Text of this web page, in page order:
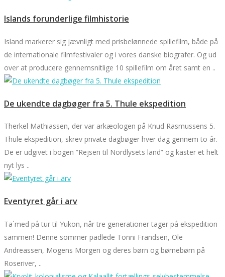
Islands forunderlige filmhistorie
Island markerer sig jævnligt med prisbelønnede spillefilm, både på
de internationale filmfestivaler og i vores danske biografer. Og ud
over at producere gennemsnitlige 10 spillefilm om året samt en ..
De ukendte dagbøger fra 5. Thule ekspedition
Therkel Mathiassen, der var arkæologen på Knud Rasmussens 5.
Thule ekspedition, skrev private dagbøger hver dag gennem to år.
De er udgivet i bogen ”Rejsen til Nordlysets land” og kaster et helt
nyt lys ..
Eventyret går i arv
Ta´med på tur til Yukon, når tre generationer tager på ekspedition
sammen! Denne sommer padlede Tonni Frandsen, Ole
Andreassen, Mogens Morgen og deres børn og børnebørn på
Roseriver, ..